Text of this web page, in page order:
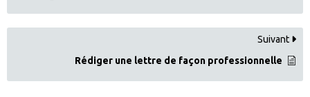
Suivant
Rédiger une lettre de façon professionnelle